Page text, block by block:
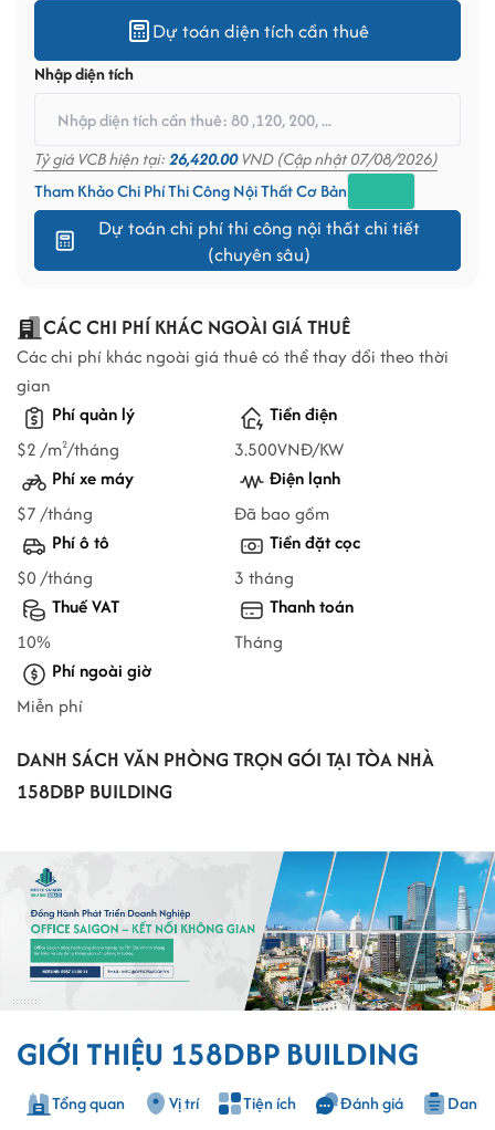
Dự toán diện tích cần thuê
Nhập diện tích
Tỷ giá VCB hiện tại:26,420.00VND (Cập nhật 07/08/2026)
Tham Khảo Chi Phí Thi Công Nội Thất Cơ Bản
Dự toán chi phí thi công nội thất chi tiết
(chuyên sâu)
CÁC CHI PHÍ KHÁC NGOÀI GIÁ THUÊ
Các chi phí khác ngoài giá thuê có thể thay đổi theo thời
gian
Phí quản lý
$2 /m2/tháng
Tiền điện
3.500VNĐ/KW
Phí xe máy
$7 /tháng
Điện lạnh
Đã bao gồm
Phí ô tô
$0 /tháng
Tiền đặt cọc
3 tháng
Thuế VAT
10%
Thanh toán
Tháng
Phí ngoài giờ
Miễn phí
DANH SÁCH VĂN PHÒNG TRỌN GÓI TẠI TÒA NHÀ
158DBP BUILDING
GIỚI THIỆU 158DBP BUILDING
Tổng quan Vị trí Tiện ích Đánh giá Danh